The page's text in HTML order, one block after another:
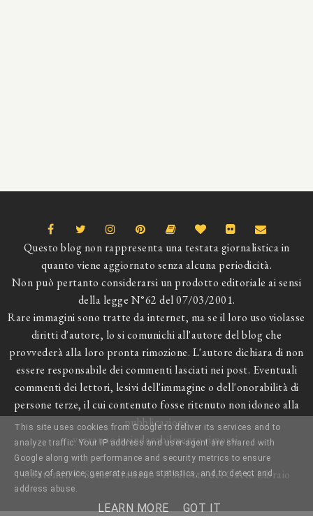
Questo blog non rappresenta una testata giornalistica in
quanto viene aggiornato senza alcuna periodicità.
Non può pertanto considerarsi un prodotto editoriale ai sensi
della legge N°62 del 07/03/2001.
Rare immagini sono tratte da internet, ma se il loro uso violasse
diritti d'autore, lo si comunichi all'autore del blog che
provvederà alla loro pronta rimozione. L'autore dichiara di non
essere responsabile dei commenti lasciati nei post. Eventuali
commenti dei lettori, lesivi dell'immagine o dell'onorabilità di
persone terze, il cui contenuto fosse ritenuto non idoneo alla
pubblicazione
verranno insindacabilmente rimossi.
Contenuti © Sonia Graziano - Il Salotto del Gatto Libraio
This site uses cookies from Google to deliver its services and to
analyze traffic. Your IP address and user-agent are shared with
Google along with performance and security metrics to ensure
quality of service, generate usage statistics, and to detect and
address abuse.
LEARN MORE GOT IT